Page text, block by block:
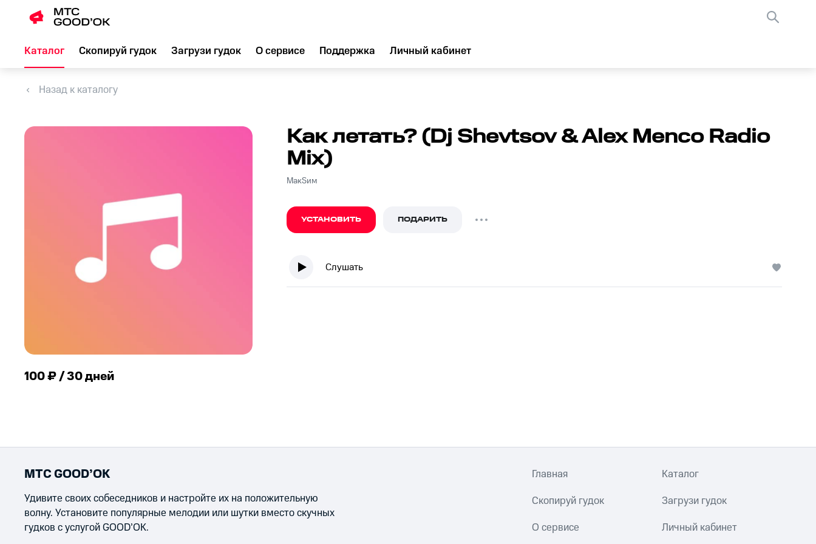
Каталог Скопируй гудок Загрузи гудок О сервисе Поддержка Личный кабинет
Назад к каталогу
100 ₽ / 30 дней
Как летать? (Dj Shevtsov & Alex Menco Radio
Mix)
МакSим
УСТАНОВИТЬ ПОДАРИТЬ
Слушать
МТС GOOD’OK
Удивите своих собеседников и настройте их на положительную
волну. Установите популярные мелодии или шутки вместо скучных
гудков с услугой GOOD’OK.
Главная Каталог
Скопируй гудок Загрузи гудок
О сервисе Личный кабинет